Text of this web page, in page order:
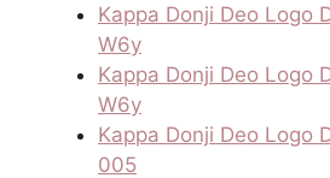
Kappa Donji Deo Logo
W6y
Kappa Donji Deo Logo
W6y
Kappa Donji Deo Logo
005